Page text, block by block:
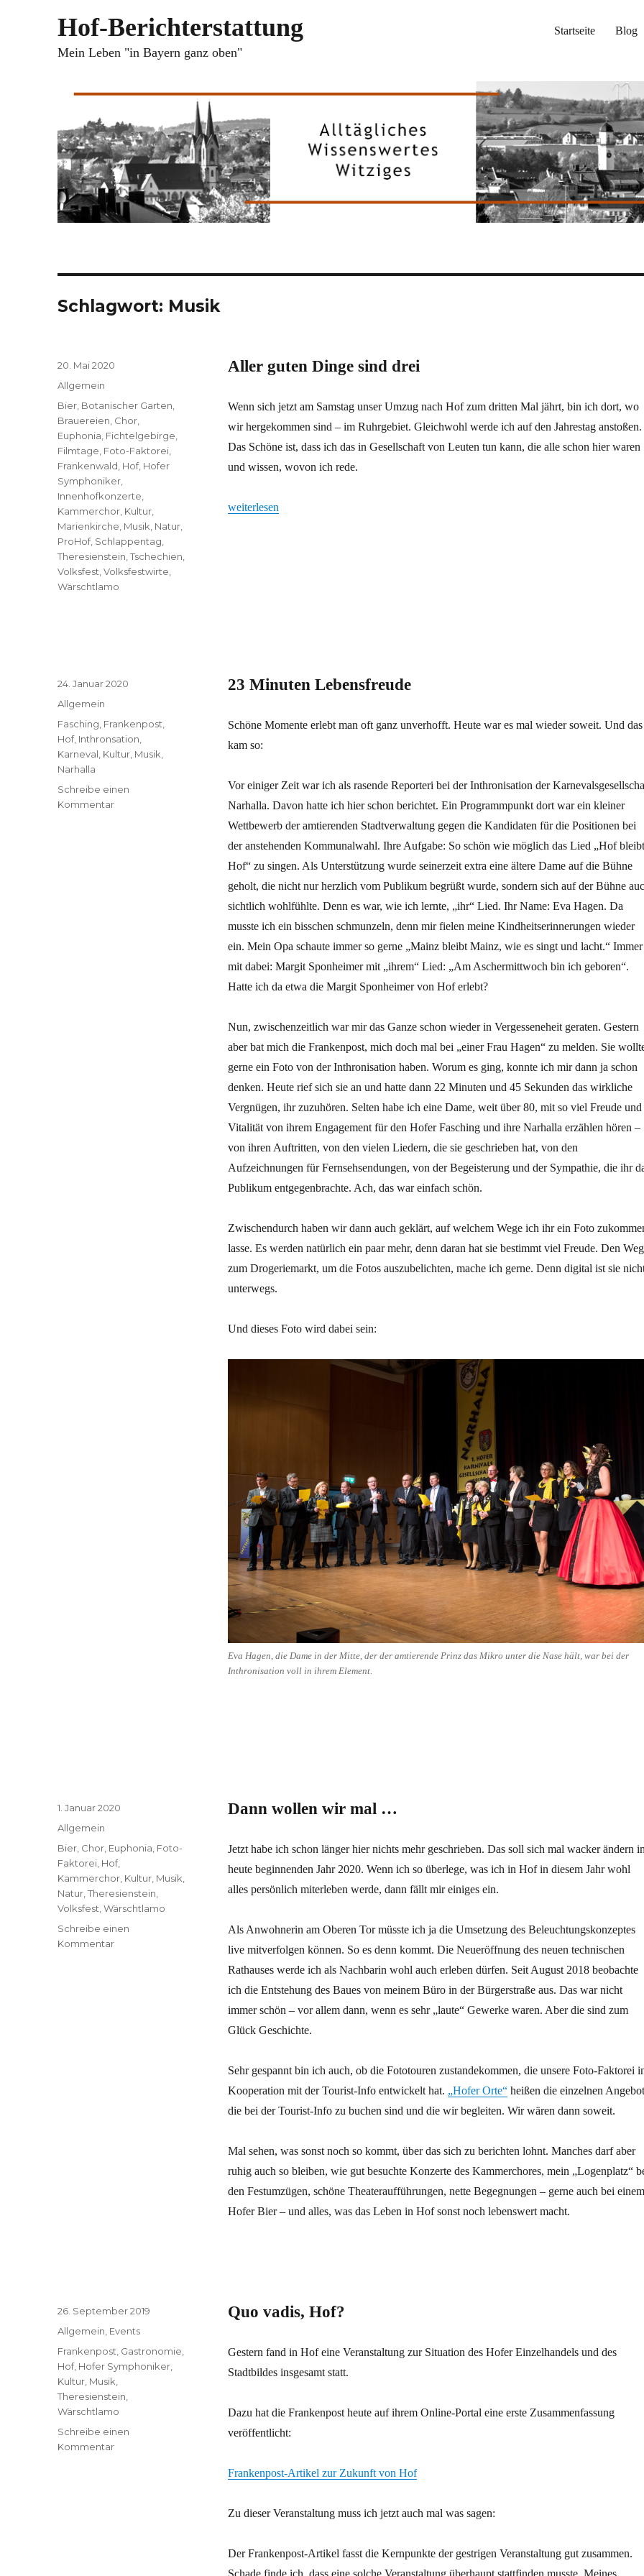
Hof-Berichterstattung
Mein Leben "in Bayern ganz oben"
Startseite Blog
Schlagwort: Musik
Aller guten Dinge sind drei
Wenn sich jetzt am Samstag unser Umzug nach Hof zum dritten Mal jährt, bin ich dort, wo
wir hergekommen sind – im Ruhrgebiet. Gleichwohl werde ich auf den Jahrestag anstoßen.
Das Schöne ist, dass ich das in Gesellschaft von Leuten tun kann, die alle schon hier waren
und wissen, wovon ich rede.
„Aller guten Dinge sind drei“
weiterlesen
Veröffentlicht
am
20. Mai 2020
Kategorien
Allgemein
Schlagwörter
Bier Botanischer Garten
Brauereien Chor
Euphonia Fichtelgebirge
Filmtage Foto-Faktorei
Frankenwald Hof, Hofer
Symphoniker
Innenhofkonzerte
Kammerchor Kultur
Marienkirche Musik Natur
ProHof, Schlappentag
Theresienstein ,Tschechien
Volksfest ,Volksfestwirte
Wärschtlamo
23 Minuten Lebensfreude
Schöne Momente erlebt man oft ganz unverhofft. Heute war es mal wieder soweit. Und das
kam so:
Vor einiger Zeit war ich als rasende Reporteri bei der Inthronisation der
Narhalla. Davon hatte ich hier schon berichtet. Ein Programmpunkt dort war ein kleiner
Wettbewerb der amtierenden Stadtverwaltung gegen die Kandidaten für die Positionen bei
der anstehenden Kommunalwahl. Ihre Aufgabe: So schön wie möglich das Lied „Hof bleibt
Hof“ zu singen. Als Unterstützung wurde seinerzeit extra eine ältere Dame auf die Bühne
geholt, die nicht nur herzlich vom Publikum begrüßt wurde, sondern sich auf der Bühne
sichtlich wohlfühlte. Denn es war, wie ich lernte, „ihr“ Lied. Ihr Name: Eva Hagen. Da
musste ich ein bisschen schmunzeln, denn mir fielen meine Kindheitserinnerungen wieder
ein. Mein Opa schaute immer so gerne „Mainz bleibt Mainz, wie es singt und lacht.“ Immer
mit dabei: Margit Sponheimer mit „ihrem“ Lied: „Am Aschermittwoch bin ich geboren“.
Hatte ich da etwa die Margit Sponheimer von Hof erlebt?
Nun, zwischenzeitlich war mir das Ganze schon wieder in Vergesseneheit geraten. Gestern
aber bat mich die Frankenpost, mich doch mal bei „einer Frau Hagen“ zu melden. Sie
gerne ein Foto von der Inthronisation haben. Worum es ging, konnte ich mir dann ja schon
denken. Heute rief sich sie an und hatte dann 22 Minuten und 45 Sekunden das wirkliche
Vergnügen, ihr zuzuhören. Selten habe ich eine Dame, weit über 80, mit so viel Freude und
Vitalität von ihrem Engagement für den Hofer Fasching und ihre Narhalla erzählen hören –
von ihren Auftritten, von den vielen Liedern, die sie geschrieben hat, von den
Aufzeichnungen für Fernsehsendungen, von der Begeisterung und der Sympathie, die ihr
Publikum entgegenbrachte. Ach, das war einfach schön.
Zwischendurch haben wir dann auch geklärt, auf welchem Wege ich ihr ein Foto
lasse. Es werden natürlich ein paar mehr, denn daran hat sie bestimmt viel Freude. Den Weg
zum Drogeriemarkt, um die Fotos auszubelichten, mache ich gerne. Denn digital ist sie
unterwegs.
Und dieses Foto wird dabei sein:
Eva Hagen, die Dame in der Mitte, der der amtierende Prinz das Mikro unter die Nase hält, war bei der
Inthronisation voll in ihrem Element.
Veröffentlicht
am
24. Januar 2020
Kategorien
Allgemein
Schlagwörter
Fasching Frankenpost
Hof, Inthronsation
Karneval Kultur Musik
Narhalla
Schreibe einen
Kommentarzu
Dann wollen wir mal …
Jetzt habe ich schon länger hier nichts mehr geschrieben. Das soll sich mal wacker ändern
heute beginnenden Jahr 2020. Wenn ich so überlege, was ich in Hof in diesem Jahr wohl
alles persönlich miterleben werde, dann fällt mir einiges ein.
Als Anwohnerin am Oberen Tor müsste ich ja die Umsetzung des Beleuchtungskonzeptes
live mitverfolgen können. So es denn kommt. Die Neueröffnung des neuen technischen
Rathauses werde ich als Nachbarin wohl auch erleben dürfen. Seit August 2018 beobachte
ich die Entstehung des Baues von meinem Büro in der Bürgerstraße aus. Das war nicht
immer schön – vor allem dann, wenn es sehr „laute“ Gewerke waren. Aber die sind zum
Glück Geschichte.
Sehr gespannt bin ich auch, ob die Fototouren zustandekommen, die unsere Foto-Faktorei
Kooperation mit der Tourist-Info entwickelt hat. „Hofer Orte“heißen die einzelnen
die bei der Tourist-Info zu buchen sind und die wir begleiten. Wir wären dann soweit.
Mal sehen, was sonst noch so kommt, über das sich zu berichten lohnt. Manches darf aber
ruhig auch so bleiben, wie gut besuchte Konzerte des Kammerchores, mein „Logenplatz“
den Festumzügen, schöne Theateraufführungen, nette Begegnungen – gerne auch bei einem
Hofer Bier – und alles, was das Leben in Hof sonst noch lebenswert macht.
Veröffentlicht
am
1. Januar 2020
Kategorien
Allgemein
Schlagwörter
Bier Chor Euphonia Foto-
Faktorei Hof,
Kammerchor Kultur Musik
Natur ,Theresienstein
Volksfest ,Wärschtlamo
Schreibe einen
Kommentarzu
Quo vadis, Hof?
Gestern fand in Hof eine Veranstaltung zur Situation des Hofer Einzelhandels und des
Stadtbildes insgesamt statt.
Dazu hat die Frankenpost heute auf ihrem Online-Portal eine erste Zusammenfassung
veröffentlicht:
Frankenpost-Artikel zur Zukunft von Hof
Zu dieser Veranstaltung muss ich jetzt auch mal was sagen:
Der Frankenpost-Artikel fasst die Kernpunkte der gestrigen Veranstaltung gut zusammen.
Schade finde ich, dass eine solche Veranstaltung überhaupt stattfinden musste. Meines
Veröffentlicht
am
26. September 2019
Kategorien
Allgemein Events
Schlagwörter
Frankenpost Gastronomie
Hof, Hofer Symphoniker
Kultur Musik
Theresienstein
Wärschtlamo
Schreibe einen
Kommentarzu